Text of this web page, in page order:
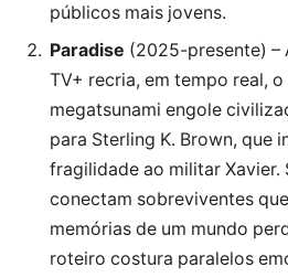
públicos mais jovens.
Paradise (2025-presente) –
TV+ recria, em tempo real, o
megatsunami engole
para Sterling K. Brown, que
fragilidade ao militar Xavier.
conectam sobreviventes
memórias de um mundo
roteiro costura paralelos